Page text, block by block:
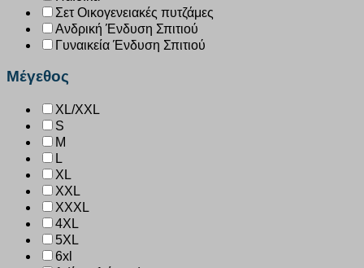
Σετ Οικογενειακές πυτζάμες
Ανδρική Ένδυση Σπιτιού
Γυναικεία Ένδυση Σπιτιού
Μέγεθος
XL/XXL
S
M
L
XL
XXL
XXXL
4XL
5XL
6xl